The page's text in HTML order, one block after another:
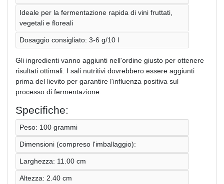
Ideale per la fermentazione rapida di vini fruttati,
vegetali e floreali
Dosaggio consigliato: 3-6 g/10 l
Gli ingredienti vanno aggiunti nell'ordine giusto per ottenere
risultati ottimali. I sali nutritivi dovrebbero essere aggiunti
prima del lievito per garantire l'influenza positiva sul
processo di fermentazione.
Specifiche:
Peso: 100 grammi
Dimensioni (compreso l'imballaggio):
Larghezza: 11.00 cm
Altezza: 2.40 cm